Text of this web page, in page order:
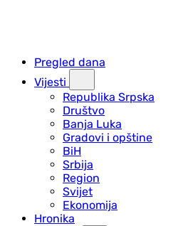
Pregled dana
Vijesti
Republika Srpska
Društvo
Banja Luka
Gradovi i opštine
BiH
Srbija
Region
Svijet
Ekonomija
Hronika